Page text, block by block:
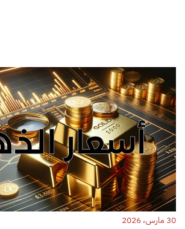
30 مارس، 2026